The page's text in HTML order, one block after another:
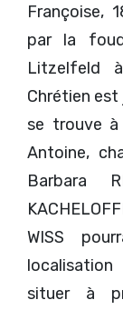
Françoise,
par la
Litzelfeld
Chrétien est
se trouve à
Antoine,
Barbara
WISS
situer à